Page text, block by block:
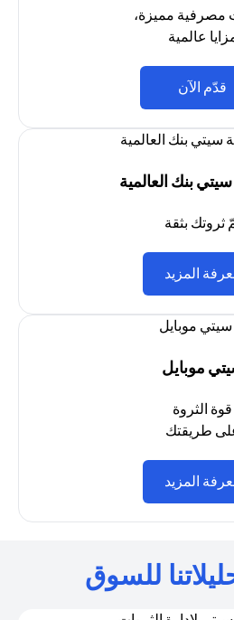
مصرفية مميزة،
عالمية
قدّم الآن
بنك العالمية
ثروتك بثقة
المزيد
موبايل
قوة الثروة
طريقتك
المزيد
للسوق